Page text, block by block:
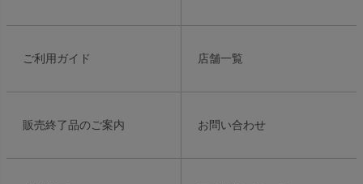
ご利用ガイド 店舗一覧
販売終了品のご案内 お問い合わせ